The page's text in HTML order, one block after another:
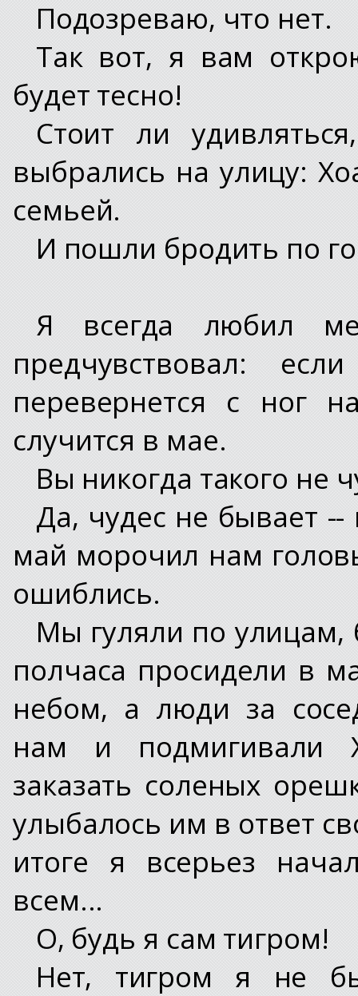
Подозреваю, что нет.
Так вот, я вам
будет тесно!
Стоит ли
выбрались на улицу:
семьей.
И пошли бродить по
Я всегда любил
предчувствовал:
перевернется с ног
случится в мае.
Вы никогда такого не
Да, чудес не бывает
май морочил нам
ошиблись.
Мы гуляли по улицам,
полчаса просидели в
небом, а люди за
нам и подмигивали
заказать соленых
улыбалось им в ответ
итоге я всерьез
всем...
О, будь я сам тигром!
Нет, тигром я не